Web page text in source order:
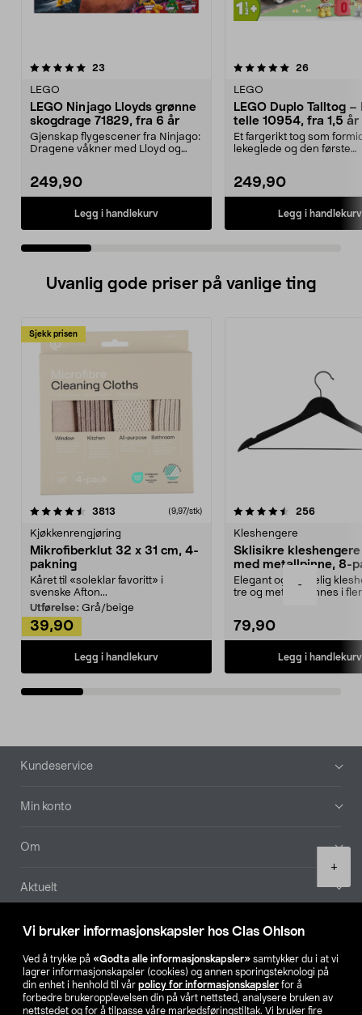
Vi bruker informasjonskapsler hos Clas Ohlson
Ved å trykke på «Godta alle informasjonskapsler» samtykker du i at vi
lagrer informasjonskapsler (cookies) og annen sporingsteknologi på
din enhet i henhold til vår policy for informasjonskapsler for å
forbedre brukeropplevelsen din på vårt nettsted, analysere bruken av
nettstedet og for å tilpasse våre markedsføringstiltak. Vi bruker fire
-
+
23
LEGO
LEGO Ninjago Lloyds grønne
skogdrage 71829, fra 6 år
Gjenskap flygescener fra Ninjago:
Dragene våkner med Lloyd og
249,90
Legg i handlekurv
5.0 av 5 stjerner 26
LEGO
LEGO Duplo Talltog
telle 10954, fra 1,5 år
Et fargerikt tog som
lekeglede og den første
249,90
Legg i handlekurv
4.5 av 5 stjerner
Uvanlig gode priser på vanlige ting
Sjekk prisen
3813 anmeldelser(9,97/stk)
Kjøkkenrengjøring
Mikrofiberklut 32 x 31 cm, 4-
pakning
Kåret til «soleklar favoritt» i
svenske Afton...
Utførelse: Grå/beige
39,90
Legg i handlekurv
4.5av 5 stjerner 256
Kleshengere
Sklisikre
med metallpinne, 8-
Elegant og skikkelig
tre og metall – finnes i
79,90
Legg i handlekurv
4.5av 5 stjerner
Bunntekst
Kundeservice
Min konto
Om
Aktuelt
Våre selskaper
Finn din butikk
SE NO FI